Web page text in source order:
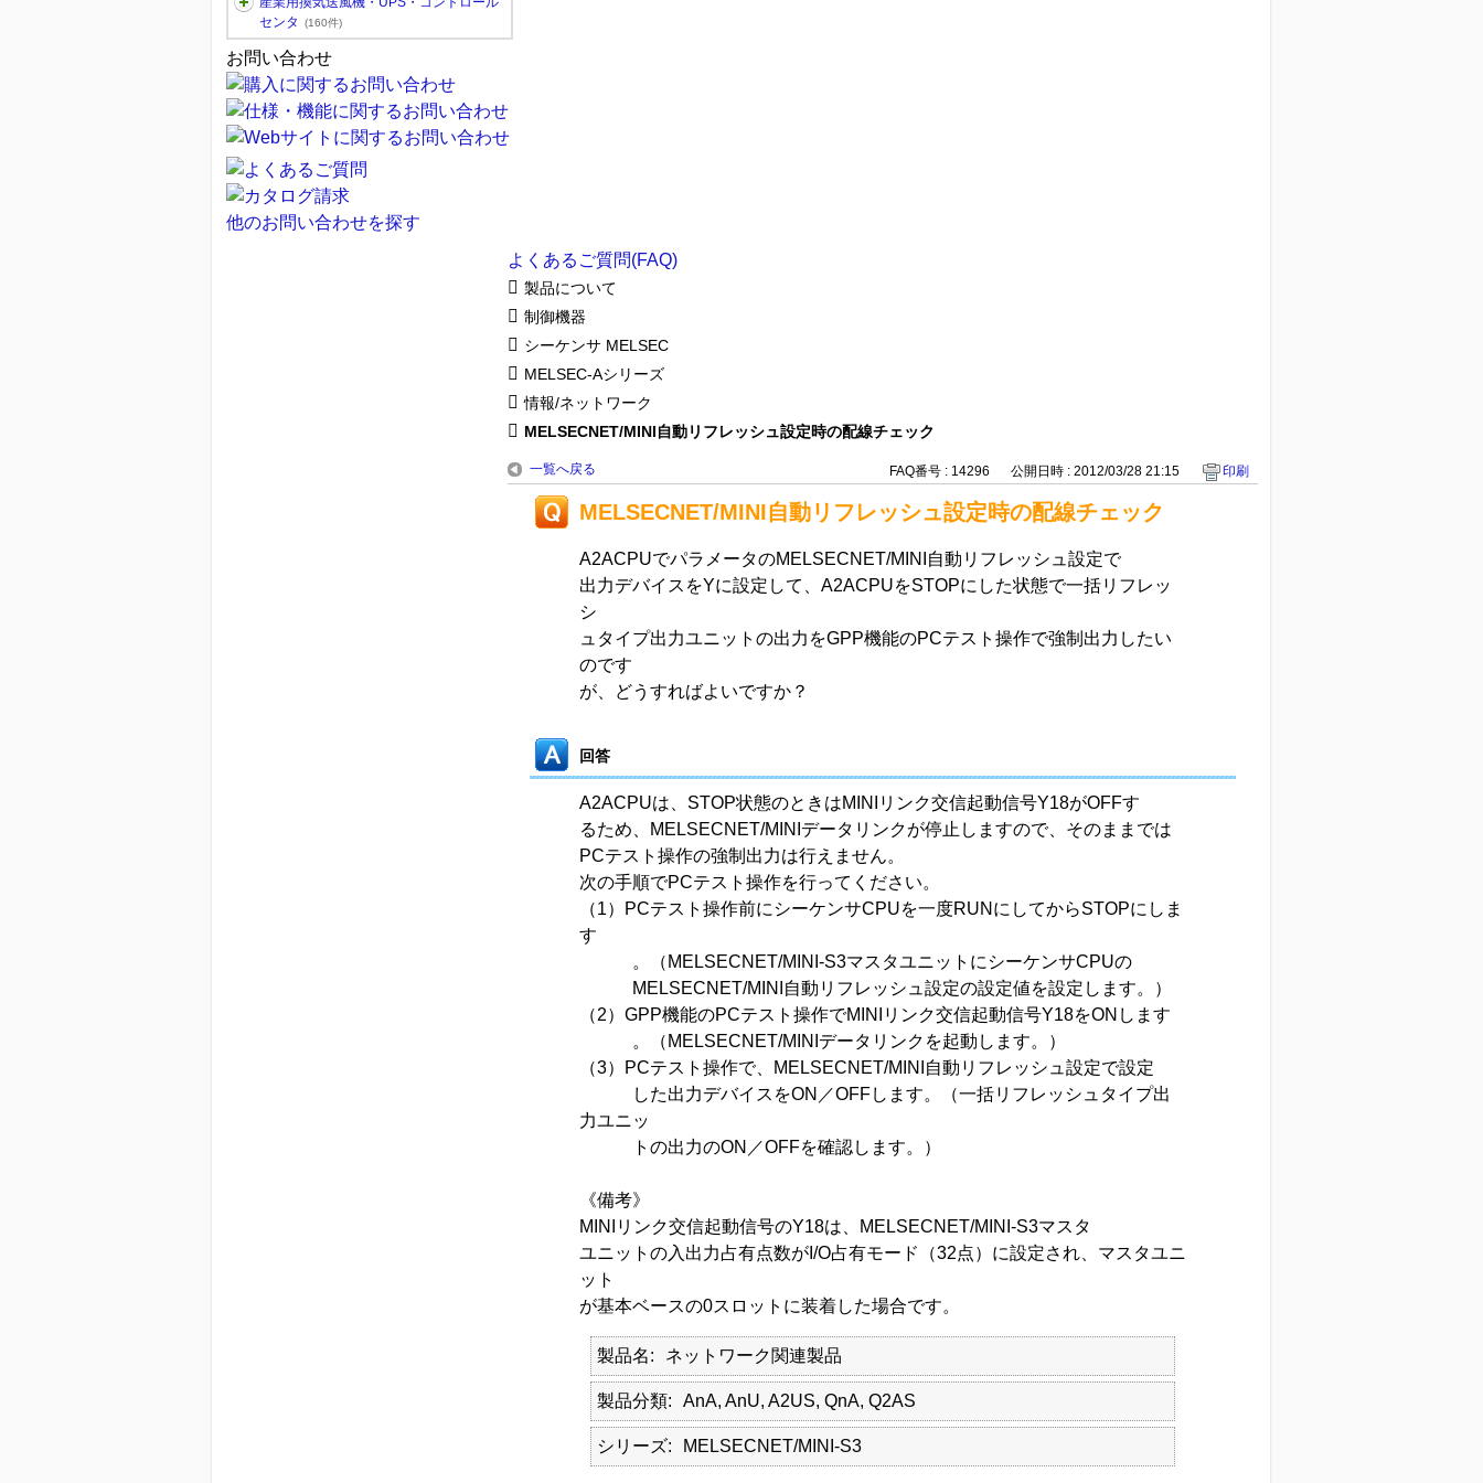
センタ
(160件)
お問い合わせ
他のお問い合わせを探す
よくあるご質問(FAQ)
製品について
制御機器
シーケンサ MELSEC
MELSEC-Aシリーズ
情報/ネットワーク
MELSECNET/MINI自動リフレッシュ設定時の配線チェック
一覧へ戻る FAQ番号 : 14296 公開日時 : 2012/03/28 21:15 印刷
MELSECNET/MINI自動リフレッシュ設定時の配線チェック
A2ACPUでパラメータのMELSECNET/MINI自動リフレッシュ設定で
出力デバイスをYに設定して、A2ACPUをSTOPにした状態で一括リフレッ
シ
ュタイプ出力ユニットの出力をGPP機能のPCテスト操作で強制出力したい
のです
が、どうすればよいですか？
回答
A2ACPUは、STOP状態のときはMINIリンク交信起動信号Y18がOFFす
るため、MELSECNET/MINIデータリンクが停止しますので、そのままでは
PCテスト操作の強制出力は行えません。
次の手順でPCテスト操作を行ってください。
（1）PCテスト操作前にシーケンサCPUを一度RUNにしてからSTOPにしま
す
。（MELSECNET/MINI-S3マスタユニットにシーケンサCPUの
MELSECNET/MINI自動リフレッシュ設定の設定値を設定します。）
（2）GPP機能のPCテスト操作でMINIリンク交信起動信号Y18をONします
。（MELSECNET/MINIデータリンクを起動します。）
（3）PCテスト操作で、MELSECNET/MINI自動リフレッシュ設定で設定
した出力デバイスをON／OFFします。（一括リフレッシュタイプ出
力ユニッ
トの出力のON／OFFを確認します。）
《備考》
MINIリンク交信起動信号のY18は、MELSECNET/MINI-S3マスタ
ユニットの入出力占有点数がI/O占有モード（32点）に設定され、マスタユニ
ット
が基本ベースの0スロットに装着した場合です。
製品名 ネットワーク関連製品
製品分類 AnA, AnU, A2US, QnA, Q2AS
シリーズ MELSECNET/MINI-S3